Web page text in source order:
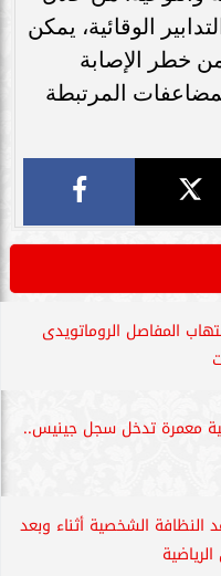
الوقائية، يمكن
خطر الإصابة
المرتبطة
المفاصل الروماتويدى
معمرة تدخل سجل جينيس..
الشخصية أثناء وبعد